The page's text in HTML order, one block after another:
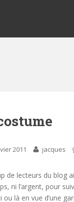
2011 jacques
de lecteurs du blog
ni l’argent, pour
ou là en vue d’une